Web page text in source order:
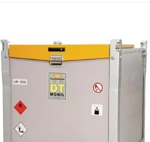
brumisateur
/ extracteur d'air mobile
fixe
de chantier
centrifuge
de sol
sur pied